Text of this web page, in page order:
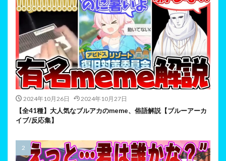
2024年10月26日 2024年10月27日
【全41種】大人気なブルアカのmeme、俗語解説【ブルーアーカ
イブ/反応集】